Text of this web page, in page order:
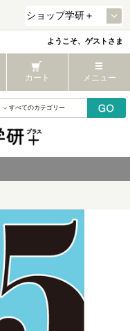
ようこそ、ゲストさま
カート メニュー